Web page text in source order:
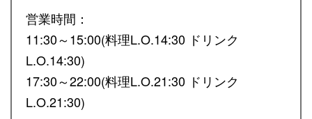
営業時間：
11:30～15:00(料理L.O.14:30 ドリンク
L.O.14:30)
17:30～22:00(料理L.O.21:30 ドリンク
L.O.21:30)